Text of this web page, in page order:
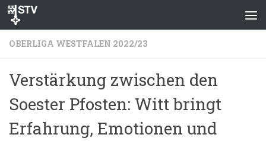
Zum Inhalt springen
OBERLIGA WESTFALEN 2022/23
Verstärkung zwischen den
Soester Pfosten: Witt bringt
Erfahrung, Emotionen und